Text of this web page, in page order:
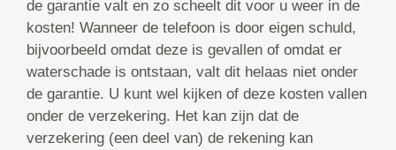
de garantie valt en zo scheelt dit voor u weer in de
kosten! Wanneer de telefoon is door eigen schuld,
bijvoorbeeld omdat deze is gevallen of omdat er
waterschade is ontstaan, valt dit helaas niet onder
de garantie. U kunt wel kijken of deze kosten vallen
onder de verzekering. Het kan zijn dat de
verzekering (een deel van) de rekening kan